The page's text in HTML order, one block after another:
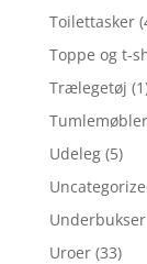
Toilettasker
Toppe og t-
Trælegetøj
Tumlemøbler
Udeleg (5)
Uroer (33)